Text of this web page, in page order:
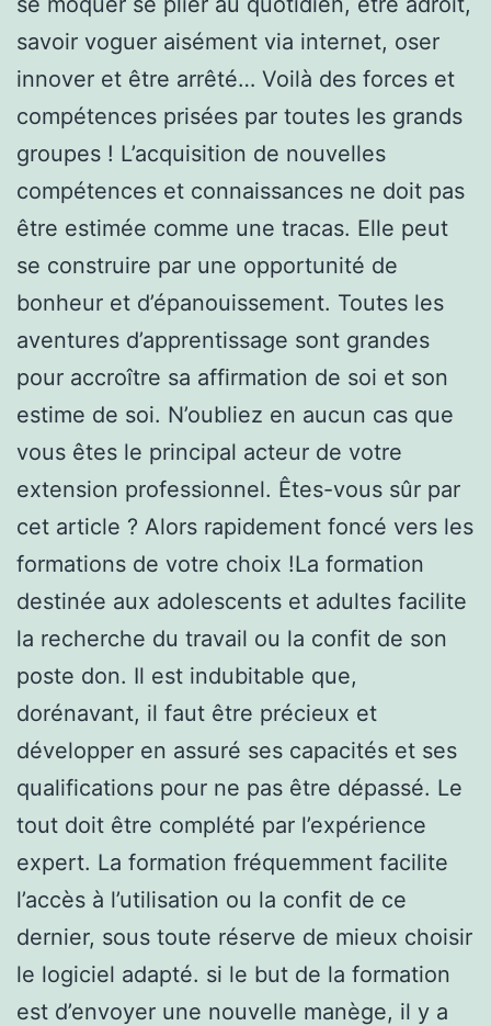
savoir voguer aisément via internet, oser
innover et être arrêté… Voilà des forces et
compétences prisées par toutes les grands
groupes ! L’acquisition de nouvelles
compétences et connaissances ne doit pas
être estimée comme une tracas. Elle peut
se construire par une opportunité de
bonheur et d’épanouissement. Toutes les
aventures d’apprentissage sont grandes
pour accroître sa affirmation de soi et son
estime de soi. N’oubliez en aucun cas que
vous êtes le principal acteur de votre
extension professionnel. Êtes-vous sûr par
cet article ? Alors rapidement foncé vers les
formations de votre choix !La formation
destinée aux adolescents et adultes facilite
la recherche du travail ou la confit de son
poste don. Il est indubitable que,
dorénavant, il faut être précieux et
développer en assuré ses capacités et ses
qualifications pour ne pas être dépassé. Le
tout doit être complété par l’expérience
expert. La formation fréquemment facilite
l’accès à l’utilisation ou la confit de ce
dernier, sous toute réserve de mieux choisir
le logiciel adapté. si le but de la formation
est d’envoyer une nouvelle manège, il y a